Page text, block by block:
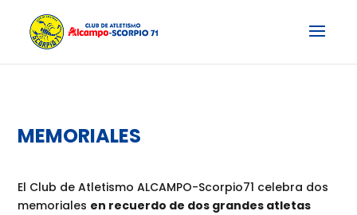
MEMORIALES
El Club de Atletismo ALCAMPO-Scorpio71 celebra dos
memoriales en recuerdo de dos grandes atletas